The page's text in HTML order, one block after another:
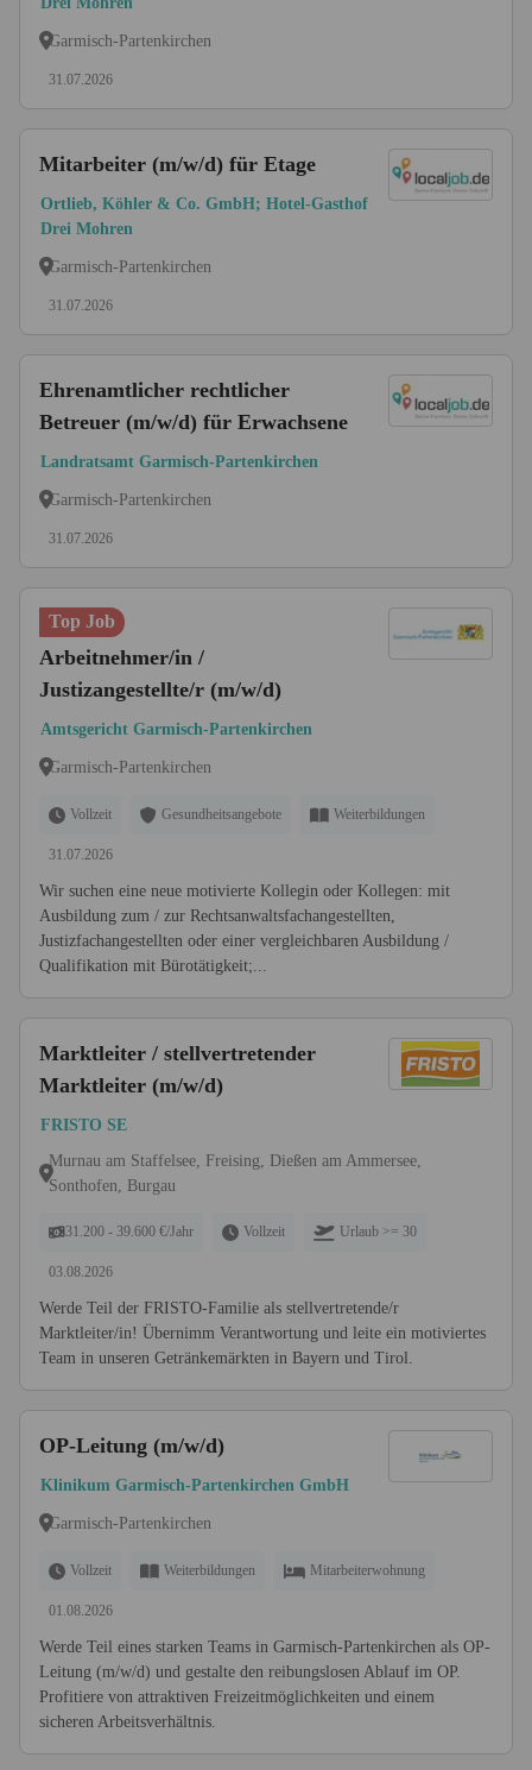
Garmisch-Partenkirchen
31.07.2026
Mitarbeiter (m/w/d) für Etage
Ortlieb, Köhler & Co. GmbH; Hotel-Gasthof
Drei Mohren
Garmisch-Partenkirchen
31.07.2026
Ehrenamtlicher rechtlicher
Betreuer (m/w/d) für Erwachsene
Landratsamt Garmisch-Partenkirchen
Garmisch-Partenkirchen
31.07.2026
Top Job
Arbeitnehmer/in /
Justizangestellte/r (m/w/d)
Amtsgericht Garmisch-Partenkirchen
Garmisch-Partenkirchen
Vollzeit Gesundheitsangebote Weiterbildungen
31.07.2026
Wir suchen eine neue motivierte Kollegin oder Kollegen: mit
Ausbildung zum / zur Rechtsanwaltsfachangestellten,
Justizfachangestellten oder einer vergleichbaren Ausbildung /
Qualifikation mit Bürotätigkeit;...
Marktleiter / stellvertretender
Marktleiter (m/w/d)
FRISTO SE
Murnau am Staffelsee, Freising, Dießen am Ammersee,
Sonthofen, Burgau
31.200 - 39.600 €/Jahr Vollzeit Urlaub >= 30
03.08.2026
Werde Teil der FRISTO-Familie als stellvertretende/r
Marktleiter/in! Übernimm Verantwortung und leite ein motiviertes
Team in unseren Getränkemärkten in Bayern und Tirol.
OP-Leitung (m/w/d)
Klinikum Garmisch-Partenkirchen GmbH
Garmisch-Partenkirchen
Vollzeit Weiterbildungen Mitarbeiterwohnung
01.08.2026
Werde Teil eines starken Teams in Garmisch-Partenkirchen als OP-
Leitung (m/w/d) und gestalte den reibungslosen Ablauf im OP.
Profitiere von attraktiven Freizeitmöglichkeiten und einem
sicheren Arbeitsverhältnis.